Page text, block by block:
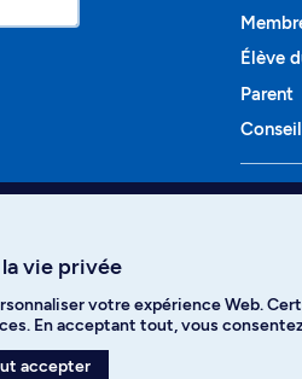
Élève
Parent
YouTube
vie privée
votre expérience Web.
En acceptant tout, vous
accepter